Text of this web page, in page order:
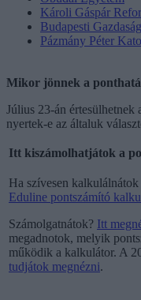
Károli Gáspár
Budapesti
Pázmány Péter
Mikor jönnek a
Július 23-án
nyertek-e az általuk
Itt kiszámolhatjátok a
Ha szívesen
Eduline pontszámító
Számolgatnátok? Itt
megadnotok, melyik
működik a kalkulátor. A
tudjátok megnézni.